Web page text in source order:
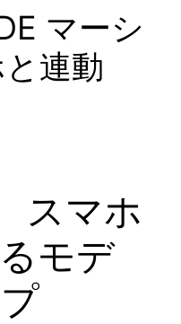
マーシ
連動
スマホ
モデ